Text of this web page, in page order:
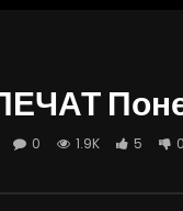
12:47
0 1.9K 5 0